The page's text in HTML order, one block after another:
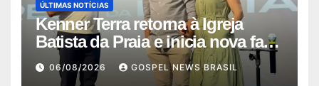
ÚLTIMAS NOTÍCIAS
Kenner Terra retorna à Igreja
Batista da Praia e inicia nova fase
…06/08/2026 GOSPEL NEWS BRASIL